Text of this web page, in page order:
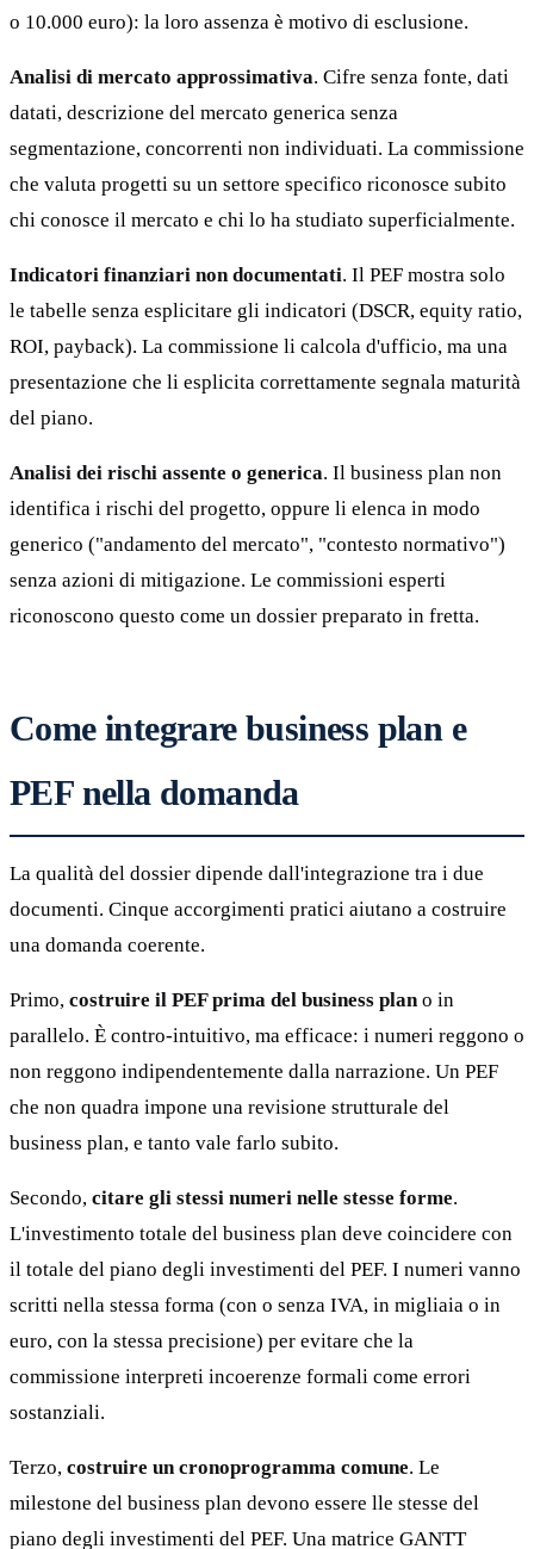
o 10.000 euro): la loro assenza è motivo di esclusione.
Analisi di mercato approssimativa. Cifre senza fonte, dati
datati, descrizione del mercato generica senza
segmentazione, concorrenti non individuati. La commissione
che valuta progetti su un settore specifico riconosce subito
chi conosce il mercato e chi lo ha studiato superficialmente.
Indicatori finanziari non documentati. Il PEF mostra solo
le tabelle senza esplicitare gli indicatori (DSCR, equity ratio,
ROI, payback). La commissione li calcola d'ufficio, ma una
presentazione che li esplicita correttamente segnala maturità
del piano.
Analisi dei rischi assente o generica. Il business plan non
identifica i rischi del progetto, oppure li elenca in modo
generico ("andamento del mercato", "contesto normativo")
senza azioni di mitigazione. Le commissioni esperti
riconoscono questo come un dossier preparato in fretta.
Come integrare business plan e
PEF nella domanda
La qualità del dossier dipende dall'integrazione tra i due
documenti. Cinque accorgimenti pratici aiutano a costruire
una domanda coerente.
Primo, costruire il PEF prima del business plano in
parallelo. È contro-intuitivo, ma efficace: i numeri reggono o
non reggono indipendentemente dalla narrazione. Un PEF
che non quadra impone una revisione strutturale del
business plan, e tanto vale farlo subito.
Secondo, citare gli stessi numeri nelle stesse forme.
L'investimento totale del business plan deve coincidere con
il totale del piano degli investimenti del PEF. I numeri vanno
scritti nella stessa forma (con o senza IVA, in migliaia o in
euro, con la stessa precisione) per evitare che la
commissione interpreti incoerenze formali come errori
sostanziali.
Terzo, costruire un cronoprogramma comune. Le
milestone del business plan devono essere lle stesse del
piano degli investimenti del PEF. Una matrice GANTT